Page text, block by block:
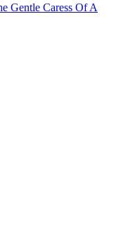
Gentle Caress Of A